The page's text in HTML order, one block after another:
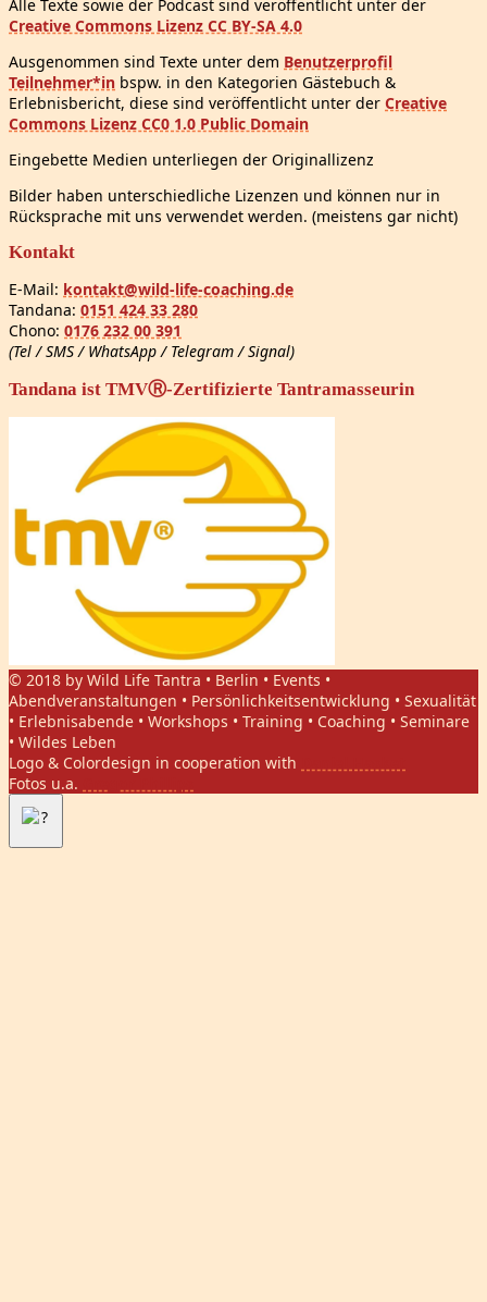
Alle Texte sowie der Podcast sind veröffentlicht unter der
Creative Commons Lizenz CC BY-SA 4.0
Ausgenommen sind Texte unter dem Benutzerprofil
Teilnehmer*in bspw. in den Kategorien Gästebuch &
Erlebnisbericht, diese sind veröffentlicht unter der Creative
Commons Lizenz CC0 1.0 Public Domain
Eingebette Medien unterliegen der Originallizenz
Bilder haben unterschiedliche Lizenzen und können nur in
Rücksprache mit uns verwendet werden. (meistens gar nicht)
Kontakt
E-Mail: kontakt@wild-life-coaching.de
Tandana: 0151 424 33 280
Chono: 0176 232 00 391
(Tel / SMS / WhatsApp / Telegram / Signal)
Tandana ist TMVⓇ-Zertifizierte Tantramasseurin
© 2018 by Wild Life Tantra • Berlin • Events •
Abendveranstaltungen • Persönlichkeitsentwicklung • Sexualität
• Erlebnisabende • Workshops • Training • Coaching • Seminare
• Wildes Leben
Logo & Colordesign in cooperation with
Fotos u.a.